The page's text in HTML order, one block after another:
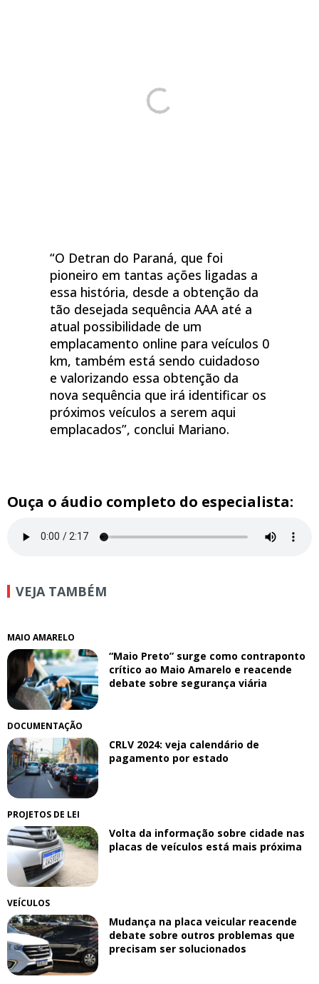
“O Detran do Paraná, que foi
pioneiro em tantas ações ligadas a
essa história, desde a obtenção da
tão desejada sequência AAA até a
atual possibilidade de um
emplacamento online para veículos 0
km, também está sendo cuidadoso
e valorizando essa obtenção da
nova sequência que irá identificar os
próximos veículos a serem aqui
emplacados”, conclui Mariano.
Ouça o áudio completo do especialista:
VEJA TAMBÉM
MAIO AMARELO
“Maio Preto” surge como contraponto
crítico ao Maio Amarelo e reacende
debate sobre segurança viária
DOCUMENTAÇÃO
CRLV 2024: veja calendário de
pagamento por estado
PROJETOS DE LEI
Volta da informação sobre cidade nas
placas de veículos está mais próxima
VEÍCULOS
Mudança na placa veicular reacende
debate sobre outros problemas que
precisam ser solucionados